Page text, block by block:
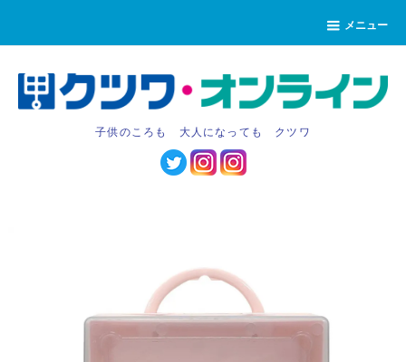
メニュー
子供のころも 大人になっても クツワ